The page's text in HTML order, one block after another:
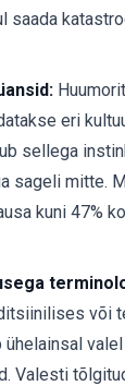
saada
eri
sellega
sageli mitte.
kuni 47%
või
ühelainsal
Valesti